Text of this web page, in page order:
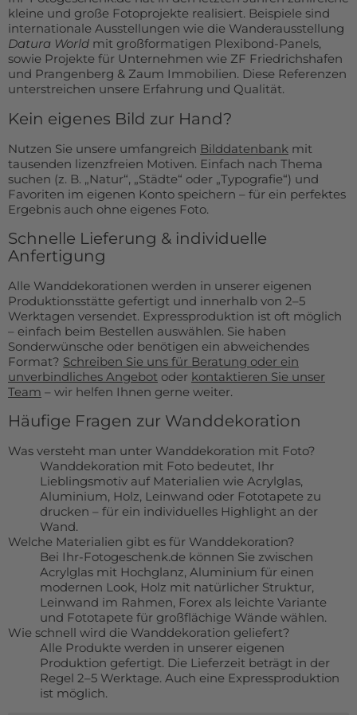
kleine und große Fotoprojekte realisiert. Beispiele sind
internationale Ausstellungen wie die Wanderausstellung
Datura World mit großformatigen Plexibond-Panels,
sowie Projekte für Unternehmen wie ZF Friedrichshafen
und Prangenberg & Zaum Immobilien. Diese Referenzen
unterstreichen unsere Erfahrung und Qualität.
Kein eigenes Bild zur Hand?
Nutzen Sie unsere umfangreich Bilddatenbank mit
tausenden lizenzfreien Motiven. Einfach nach Thema
suchen (z. B. „Natur“, „Städte“ oder „Typografie“) und
Favoriten im eigenen Konto speichern – für ein perfektes
Ergebnis auch ohne eigenes Foto.
Schnelle Lieferung & individuelle
Anfertigung
Alle Wanddekorationen werden in unserer eigenen
Produktionsstätte gefertigt und innerhalb von 2–5
Werktagen versendet. Expressproduktion ist oft möglich
– einfach beim Bestellen auswählen. Sie haben
Sonderwünsche oder benötigen ein abweichendes
Format? Schreiben Sie uns für Beratung oder ein
unverbindliches Angebot oder kontaktieren Sie unser
Team – wir helfen Ihnen gerne weiter.
Häufige Fragen zur Wanddekoration
Was versteht man unter Wanddekoration mit Foto?
Wanddekoration mit Foto bedeutet, Ihr
Lieblingsmotiv auf Materialien wie Acrylglas,
Aluminium, Holz, Leinwand oder Fototapete zu
drucken – für ein individuelles Highlight an der
Wand.
Welche Materialien gibt es für Wanddekoration?
Bei Ihr-Fotogeschenk.de können Sie zwischen
Acrylglas mit Hochglanz, Aluminium für einen
modernen Look, Holz mit natürlicher Struktur,
Leinwand im Rahmen, Forex als leichte Variante
und Fototapete für großflächige Wände wählen.
Wie schnell wird die Wanddekoration geliefert?
Alle Produkte werden in unserer eigenen
Produktion gefertigt. Die Lieferzeit beträgt in der
Regel 2–5 Werktage. Auch eine Expressproduktion
ist möglich.